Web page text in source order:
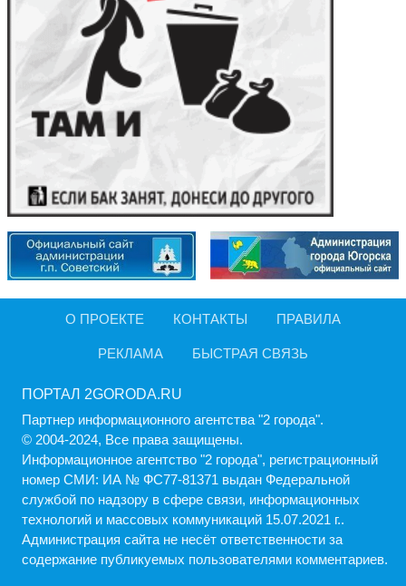
О ПРОЕКТЕ КОНТАКТЫ ПРАВИЛА
РЕКЛАМА БЫСТРАЯ СВЯЗЬ
ПОРТАЛ 2GORODA.RU
Партнер информационного агентства "2 города".
© 2004-2024, Все права защищены.
Информационное агентство "2 города", регистрационный
номер СМИ: ИА № ФС77-81371 выдан Федеральной
службой по надзору в сфере связи, информационных
технологий и массовых коммуникаций 15.07.2021 г..
Администрация cайта не несёт ответственности за
содержание публикуемых пользователями комментариев.